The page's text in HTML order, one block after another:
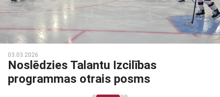
03.03.2026
Noslēdzies Talantu Izcilības
programmas otrais posms